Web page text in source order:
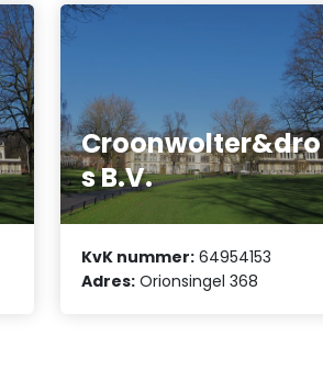
Croonwolter&dro
s B.V.
KvK nummer: 64954153
Adres: Orionsingel 368